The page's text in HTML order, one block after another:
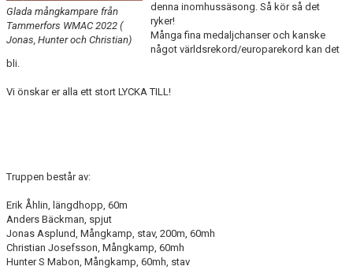
KONTAKT
UTBILDNING
Glada mångkampare från
Tammerfors WMAC 2022 (
Jonas, Hunter och Christian)
denna inomhussäsong. Så kör så det
ryker!
Många fina medaljchanser och kanske
något världsrekord/europarekord kan det
bli.
Vi önskar er alla ett stort LYCKA TILL!
Truppen består av:
Erik Åhlin, längdhopp, 60m
Anders Bäckman, spjut
Jonas Asplund, Mångkamp, stav, 200m, 60mh
Christian Josefsson, Mångkamp, 60mh
Hunter S Mabon, Mångkamp, 60mh, stav